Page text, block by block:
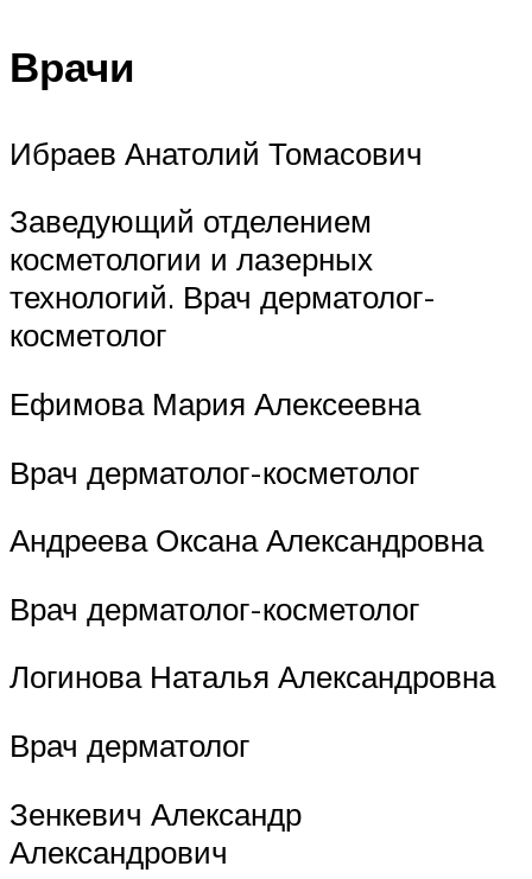
Врачи
Ибраев Анатолий Томасович
Заведующий отделением
косметологии и лазерных
технологий. Врач дерматолог-
косметолог
Ефимова Мария Алексеевна
Врач дерматолог-косметолог
Андреева Оксана Александровна
Врач дерматолог-косметолог
Логинова Наталья Александровна
Врач дерматолог
Зенкевич Александр
Александрович